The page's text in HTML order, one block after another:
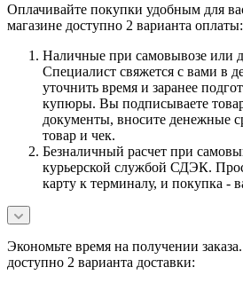
Оплачивайте покупки удобным для
магазине доступно 2 варианта оплаты:
Наличные при самовывозе или
Специалист свяжется с вами в
уточнить время и заранее
купюры. Вы подписываете
документы, вносите денежные
товар и чек.
Безналичный расчет при
курьерской службой СДЭК.
карту к терминалу, и покупка -
Экономьте время на получении
доступно 2 варианта доставки: